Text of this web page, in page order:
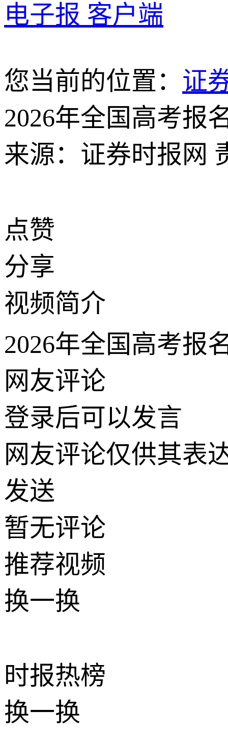
电子报 客户端
您当前的位置： 证
2026年全国高考报
来源：证券时报网
点赞
分享
视频简介
2026年全国高考报
网友评论
登录后可以发言
网友评论仅供其表
发送
暂无评论
推荐视频
换一换
时报热榜
换一换